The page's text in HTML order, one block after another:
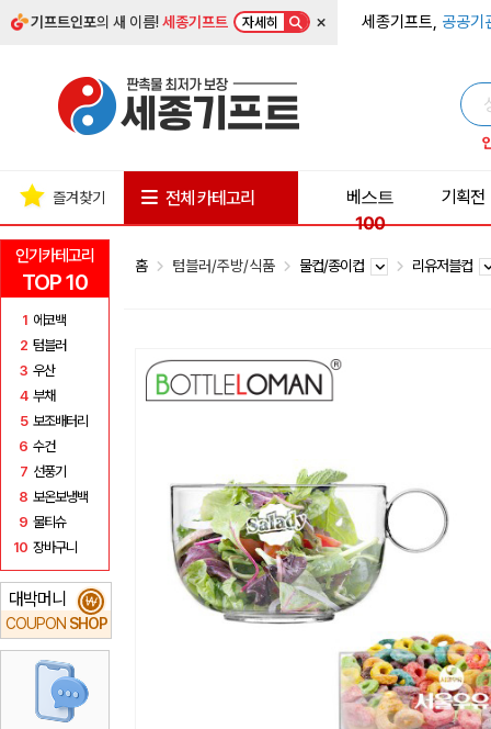
기프트인포의 새 이름!세종기프트 자세히 × 세종기프트, 공공기
인기카테고리
TOP 10
1 에코백
2 텀블러
3 우산
4 부채
5 보조배터리
6 수건
7 선풍기
8 보온보냉백
9 물티슈
10 장바구니
대박머니
COUPON SHOP
₩
즐겨찾기 전체 카테고리
베스트
100
기획전
홈 텀블러/주방/식품 물컵/종이컵 리유저블컵